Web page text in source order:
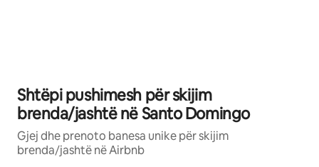
Shtëpi pushimesh për skijim
brenda/jashtë në Santo Domingo
Gjej dhe prenoto banesa unike për skijim
brenda/jashtë në Airbnb